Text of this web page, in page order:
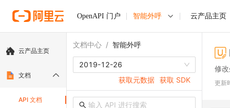
OpenAPI 门户 智能外呼 云产品主页
云产品主页
文档
API 文档
文档中心 / 智能外呼
2019-12-26
获取元数据 获取 SDK
修
更新